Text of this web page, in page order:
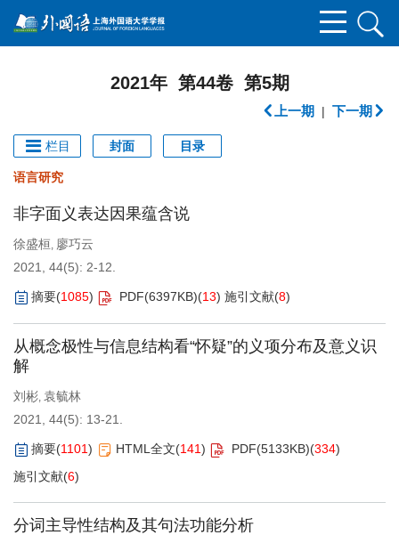
2021年 第44卷 第5期
上一期 | 下一期
栏目 封面 目录
语言研究
非字面义表达因果蕴含说
徐盛桓, 廖巧云
2021, 44(5): 2-12.
摘要(1085) PDF(6397KB)(13) 施引文献(8)
从概念极性与信息结构看“怀疑”的义项分布及意义识
解
刘彬 袁毓林
2021, 44(5): 13-21.
摘要(1101) HTML全文(141) PDF(5133KB)(334)
施引文献(6)
分词主导性结构及其句法功能分析